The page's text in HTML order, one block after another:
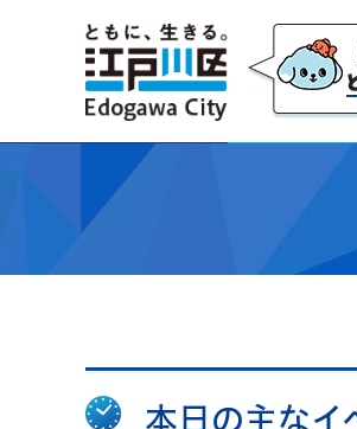
江戸川区
本日の主なイ